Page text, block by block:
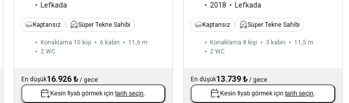
Lefkada
Kaptansız Süper Tekne Sahibi
Konaklama 10 kişi 6 kabin
11,6 m
2 WC
En düşük16.926 ₺/ gece
Kesin fiyatı görmek içintarih seçin.
2018
Lefkada
Kaptansız Süper Tekne Sahibi
Konaklama 8 kişi 3 kabin
11,5 m
2 WC
En düşük13.739 ₺ /gece
Kesin fiyatı görmek içintarih seçin.